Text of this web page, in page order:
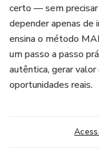
certo — sem precisar
depender apenas de
ensina o método
um passo a passo
autêntica, gerar
oportunidades reais.